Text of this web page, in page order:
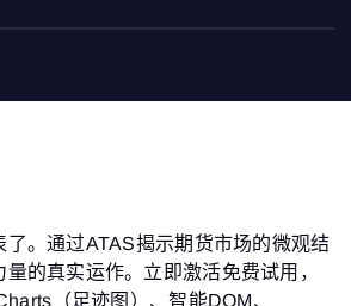
了。通过ATAS揭示期货市场的微观结
的真实运作。立即激活免费试用，
（足迹图）、智能DOM、